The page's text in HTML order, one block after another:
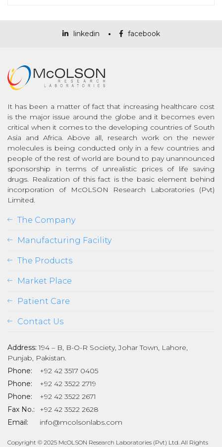
linkedin facebook
It has been a matter of fact that increasing healthcare cost
is the major issue around the globe and it becomes even
critical when it comes to the developing countries of South
Asia and Africa. Above all, research work on the newer
molecules is being conducted only in a few countries and
people of the rest of world are bound to pay unannounced
sponsorship in terms of unrealistic prices of life saving
drugs. Realization of this fact is the basic element behind
incorporation of McOLSON Research Laboratories (Pvt)
Limited.
The Company
Manufacturing Facility
The Products
Market Place
Patient Care
Contact Us
Address: 194 – B, B-O-R Society, Johar Town, Lahore,
Punjab, Pakistan.
Phone:
+92 42 3517 0405
Phone:
+92 42 3522 2719
Phone:
+92 42 3522 2671
Fax No.:
+92 42 3522 2628
Email:
info@mcolsonlabs.com
Copyright © 2025 McOLSON Research Laboratories (Pvt) Ltd. All Rights